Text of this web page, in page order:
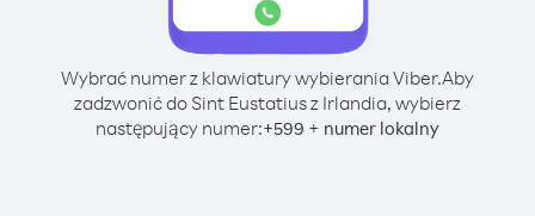
Wybrać numer z klawiatury wybierania Viber.Aby
zadzwonić do Sint Eustatius z Irlandia, wybierz
następujący numer:+599 + numer lokalny